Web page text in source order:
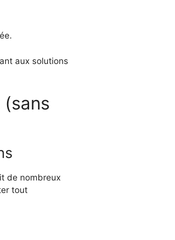
aux solutions
(sans
de nombreux
tout